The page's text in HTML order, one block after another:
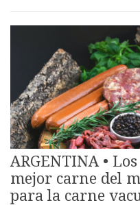
ARGENTINA •
mejor carne del
para la carne